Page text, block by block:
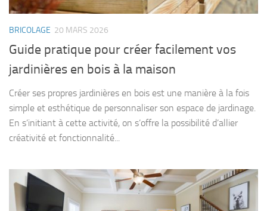
BRICOLAGE 20 MARS 2026
Guide pratique pour créer facilement vos
jardinières en bois à la maison
Créer ses propres jardinières en bois est une manière à la fois
simple et esthétique de personnaliser son espace de jardinage.
En s’initiant à cette activité, on s’offre la possibilité d’allier
créativité et fonctionnalité...